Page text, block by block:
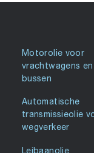
Motorolie voor
vrachtwagens en
bussen
Automatische
transmissieolie
wegverkeer
Leibaanolie